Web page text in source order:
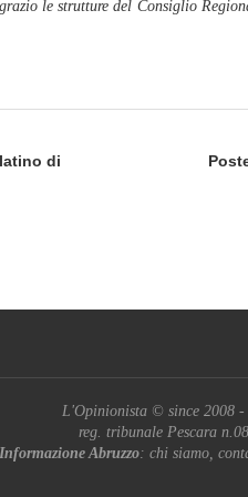
le strutture del Consiglio
di
L'Opinionista © since 2008 -
reg. tribunale Pescara
Informazione Abruzzo: chi siamo,